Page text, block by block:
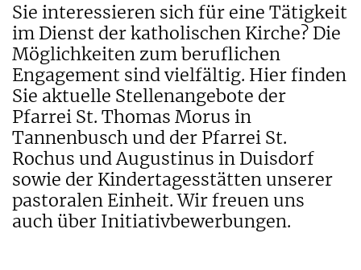
Sie interessieren sich für eine Tätigkeit
im Dienst der katholischen Kirche? Die
Möglichkeiten zum beruflichen
Engagement sind vielfältig. Hier finden
Sie aktuelle Stellenangebote der
Pfarrei St. Thomas Morus in
Tannenbusch und der Pfarrei St.
Rochus und Augustinus in Duisdorf
sowie der Kindertagesstätten unserer
pastoralen Einheit. Wir freuen uns
auch über Initiativbewerbungen.